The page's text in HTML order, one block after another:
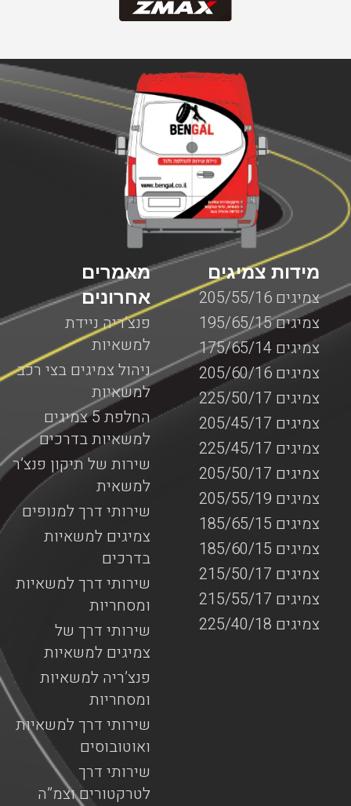
מאמרים
אחרונים
פנצ’ריה ניידת
למשאיות
ניהול צמיגים בצי רכב
למשאיות
החלפת 5 צמיגים
למשאיות בדרכים
שירות של תיקון פנצ’ר
למשאית
שירותי דרך למנופים
צמיגים למשאיות
בדרכים
שירותי דרך למשאיות
ומסחריות
שירותי דרך של
צמיגים למשאיות
פנצ’ריה למשאיות
ומסחריות
שירותי דרך למשאיות
ואוטובוסים
שירותי דרך
לטרקטורים וצמ”ה
מידות צמיגים
צמיגים 205/55/16
צמיגים 195/65/15
צמיגים 175/65/14
צמיגים 205/60/16
צמיגים 225/50/17
צמיגים 205/45/17
צמיגים 225/45/17
צמיגים 205/50/17
צמיגים 205/55/19
צמיגים 185/65/15
צמיגים 185/60/15
צמיגים 215/50/17
צמיגים 215/55/17
צמיגים 225/40/18